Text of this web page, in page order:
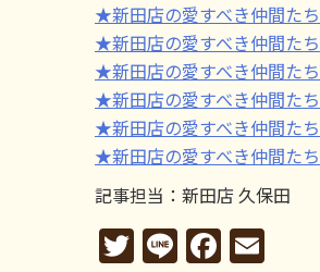
★新田店の愛すべき仲間た
★新田店の愛すべき仲間た
★新田店の愛すべき仲間た
★新田店の愛すべき仲間た
★新田店の愛すべき仲間た
★新田店の愛すべき仲間た
記事担当：新田店 久保田
Twitter
Line